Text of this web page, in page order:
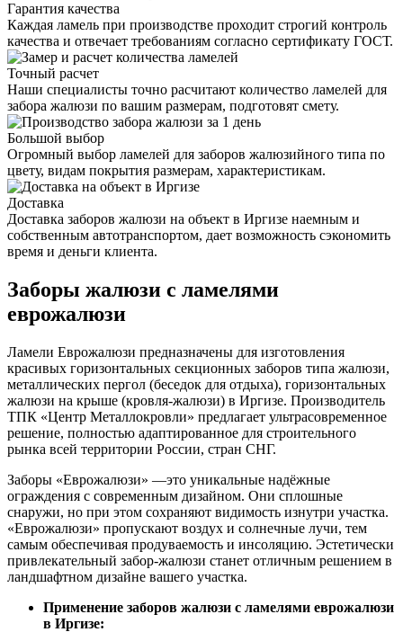
Гарантия качества
Каждая ламель при производстве проходит строгий контроль
качества и отвечает требованиям согласно сертификату ГОСТ.
Точный расчет
Наши специалисты точно расчитают количество ламелей для
забора жалюзи по вашим размерам, подготовят смету.
Большой выбор
Огромный выбор ламелей для заборов жалюзийного типа по
цвету, видам покрытия размерам, характеристикам.
Доставка
Доставка заборов жалюзи на объект в Иргизе наемным и
собственным автотранспортом, дает возможность сэкономить
время и деньги клиента.
Заборы жалюзи с ламелями
еврожалюзи
Ламели Еврожалюзи предназначены для изготовления
красивых горизонтальных секционных заборов типа жалюзи,
металлических пергол (беседок для отдыха), горизонтальных
жалюзи на крыше (кровля-жалюзи) в Иргизе. Производитель
ТПК «Центр Металлокровли» предлагает ультрасовременное
решение, полностью адаптированное для строительного
рынка всей территории России, стран СНГ.
Заборы «Еврожалюзи» —это уникальные надёжные
ограждения с современным дизайном. Они сплошные
снаружи, но при этом сохраняют видимость изнутри участка.
«Еврожалюзи» пропускают воздух и солнечные лучи, тем
самым обеспечивая продуваемость и инсоляцию. Эстетически
привлекательный забор-жалюзи станет отличным решением в
ландшафтном дизайне вашего участка.
Применение заборов жалюзи с ламелями еврожалюзи
в Иргизе: